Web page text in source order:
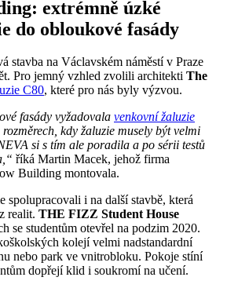
extrémně úzké
do obloukové fasády
stavba na Václavském náměstí v Praze
Pro jemný vzhled zvolili architekti The
C80, které pro nás byly výzvou.
fasády vyžadovala venkovní žaluzie
kdy žaluzie musely být velmi
si s tím ale poradila a po sérii testů
říká Martin Macek, jehož firma
Building montovala.
spolupracovali i na další stavbě, která
realit. THE FIZZ Student House
se studentům otevřel na podzim 2020.
kolejí velmi nadstandardní
nebo park ve vnitrobloku. Pokoje stíní
dopřejí klid i soukromí na učení.